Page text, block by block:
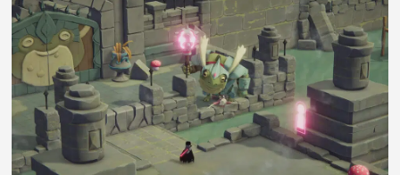
Chiffres de ventes
Rumeurs
Nintendo Direct
Tests et previews